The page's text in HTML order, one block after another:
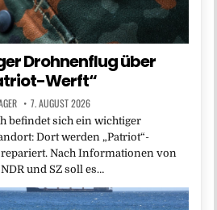
Drohnenflug über
Werft“
7. AUGUST 2026
befindet sich ein wichtiger
Dort werden „Patriot“-
Nach Informationen von
und SZ soll es…